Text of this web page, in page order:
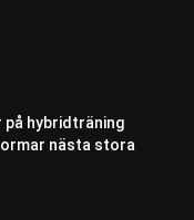
på hybridträning
nästa stora